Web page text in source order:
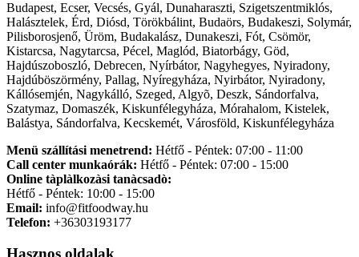
Budapest, Ecser, Vecsés, Gyál, Dunaharaszti, Szigetszentmiklós,
Halásztelek, Érd, Diósd, Törökbálint, Budaörs, Budakeszi, Solymár,
Pilisborosjenő, Üröm, Budakalász, Dunakeszi, Fót, Csömör,
Kistarcsa, Nagytarcsa, Pécel, Maglód, Biatorbágy, Göd,
Hajdúszoboszló, Debrecen, Nyírbátor, Nagyhegyes, Nyiradony,
Hajdúböszörmény, Pallag, Nyíregyháza, Nyirbátor, Nyiradony,
Kállósemjén, Nagykálló, Szeged, Algyõ, Deszk, Sándorfalva,
Szatymaz, Domaszék, Kiskunfélegyháza, Mórahalom, Kistelek,
Balástya, Sándorfalva, Kecskemét, Városföld, Kiskunfélegyháza
Menü szállítási menetrend: Hétfő - Péntek: 07:00 - 11:00
Call center munkaórák: Hétfő - Péntek: 07:00 - 15:00
Online tàplàlkozàsi tanàcsadò:
Hétfő - Péntek: 10:00 - 15:00
Email: info@fitfoodway.hu
Telefon: +36303193177
Hasznos oldalak